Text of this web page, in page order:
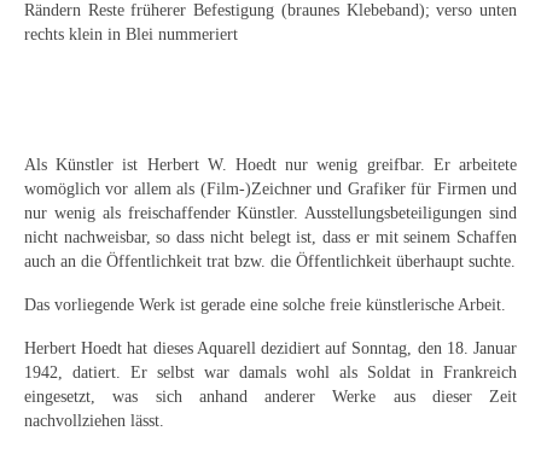
Kunst nach 1945
August Lange-Brock
Ludwig (Luis) Neu
Ferdinand Springer
Curt Wittenbecher
Weitere Künstler nach 1945
Rändern Reste früherer Befestigung (braunes Klebeband); verso unten
rechts klein in Blei nummeriert
Als Künstler ist Herbert W. Hoedt nur wenig greifbar. Er arbeitete
womöglich vor allem als (Film-)Zeichner und Grafiker für Firmen und
nur wenig als freischaffender Künstler. Ausstellungsbeteiligungen sind
nicht nachweisbar, so dass nicht belegt ist, dass er mit seinem Schaffen
auch an die Öffentlichkeit trat bzw. die Öffentlichkeit überhaupt suchte.
Das vorliegende Werk ist gerade eine solche freie künstlerische Arbeit.
Herbert Hoedt hat dieses Aquarell dezidiert auf Sonntag, den 18. Januar
1942, datiert. Er selbst war damals wohl als Soldat in Frankreich
eingesetzt, was sich anhand anderer Werke aus dieser Zeit
nachvollziehen lässt.